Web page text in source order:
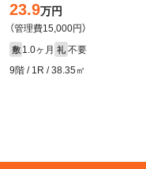
23.9万円
（管理費15,000円）
敷 1.0ヶ月 礼 不要
9階 / 1R / 38.35㎡